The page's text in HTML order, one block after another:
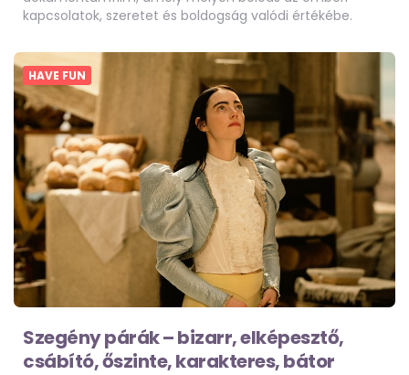
kapcsolatok, szeretet és boldogság valódi értékébe.
HAVE FUN
Szegény párák – bizarr, elképesztő,
csábító, őszinte, karakteres, bátor